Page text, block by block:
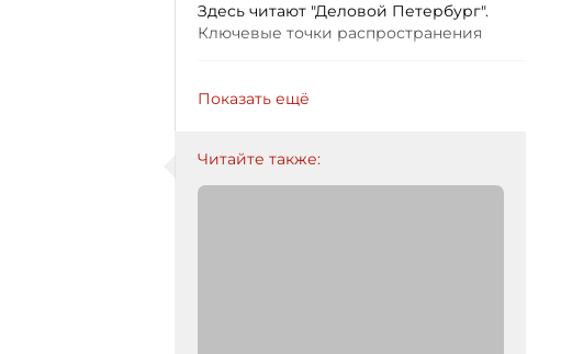
Здесь читают "Деловой Петербург".
Ключевые точки распространения
Показать ещё
Читайте также: